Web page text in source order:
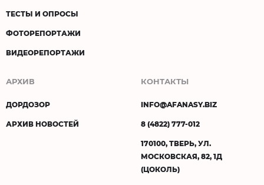
ТЕСТЫ И ОПРОСЫ
ФОТОРЕПОРТАЖИ
ВИДЕОРЕПОРТАЖИ
АРХИВ
ДОРДОЗОР
АРХИВ НОВОСТЕЙ
КОНТАКТЫ
INFO@AFANASY.BIZ
8 (4822) 777-012
170100, ТВЕРЬ, УЛ.
МОСКОВСКАЯ, 82, 1Д
(ЦОКОЛЬ)